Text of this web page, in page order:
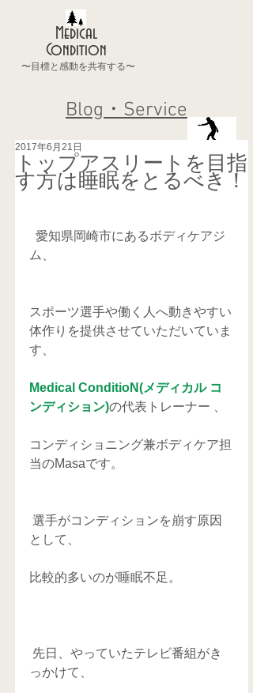
Medical
Condition
〜目標と感動を共有する〜
Blog・Service
トップアスリートを目指
す方は睡眠をとるべき！
2017年6月21日
ム、
スポーツ選手や働く人へ動きやすい
体作りを提供させていただいていま
す、
Medical ConditioN(メディカル コ
ンディション)の代表トレーナー 、
コンディショニング兼ボディケア担
当のMasaです。
として、
比較的多いのが睡眠不足。
っかけて、